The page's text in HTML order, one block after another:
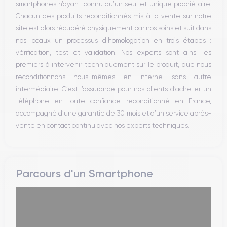
Réseau
Vibreur
Prise USB
smartphones n’ayant connu qu’un seul et unique propriétaire.
Chacun des produits reconditionnés mis à la vente sur notre
site est alors récupéré physiquement par nos soins et suit dans
nos locaux un processus d’homologation en trois étapes :
vérification, test et validation. Nos experts sont ainsi les
premiers à intervenir techniquement sur le produit, que nous
reconditionnons nous-mêmes en interne, sans autre
intermédiaire. C’est l’assurance pour nos clients d’acheter un
téléphone en toute confiance, reconditionné en France,
accompagné d’une garantie de 30 mois et d’un service après-
vente en contact continu avec nos experts techniques.
Parcours d'un Smartphone